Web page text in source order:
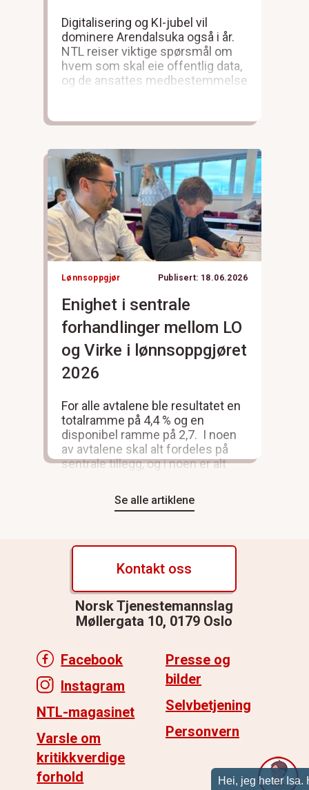
Digitalisering og KI-jubel vil
dominere Arendalsuka også i år.
NTL reiser viktige spørsmål om
hvem som skal eie offentlig data,
og de ansattes medbestemmelse
Lønnsoppgjør Publisert: 18.06.2026
Enighet i sentrale
forhandlinger mellom LO
og Virke i lønnsoppgjøret
2026
For alle avtalene ble resultatet en
totalramme på 4,4 % og en
disponibel ramme på 2,7. I noen
av avtalene skal alt fordeles på
sentrale tillegg, og i noen er alt
Se alle artiklene
Kontakt oss
Norsk Tjenestemannslag
Møllergata 10, 0179 Oslo
Facebook
Instagram
NTL-magasinet
Varsle om
kritikkverdige
forhold
Presse og
bilder
Selvbetjening
Personvern
Hei, jeg heter Isa. Hva kan jeg hjelpe med?